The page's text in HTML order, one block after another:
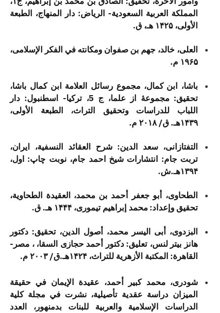
المملكة العربية السعودية- الرياض: دار المنهاج، الطبعة
الأولى، ۱۴۲۵ هـ، ق.
العلی، خالد، جهم بن صفوان ومکانته في الفکر الإسلامی،
۱۹۶۵ م.
باشا، ابن کمال، مجموع رسائل العلامة ابن کمال باشا،
تحقیق: مجموعۀ از علما، ج 5، تركيا- اسطنبول: دار
اللباب للدراسات وتحقيق التراث، الطبعة الأولى،
۱۴۳۹هـ. ق/ ۲۰۱۸ م.
التفتازانی، سعد الدین: شرح العقائد النسفیة، ایران،
تربت جام: انتشارات شیخ احمد جام، نوبت چاپ: اول،
۱۳۹۴هـ.ش.
الطحاوی، أبو جعفر أحمد بن محمد، العقیدة الطحاویة،
تحقیق وإعداد: محمد إبراهیم تیموری، ۱۴۴۴ هـ. ق.
البزدوی، أبی الیسر محمد، أصول الدین، تحقیق: دکتور
هانز بیتر لنس، تعلیق: دکتور أحمد حجازی السقا، ، مصر-
القاهرة: المكتبة الأزهرية للتراث، ۱۴۲۴هـ.ق/ ۲۰۰۳ م.
شودری، محمد کبیر أحمد، عقیدة الإیمان في حقیقة
المیزان دراسة عقدیة تأصیلیة، نشرت في مجلة کلیة
الدراسات الإسلامیة والعربیة للبنات بدمنهور، العدد